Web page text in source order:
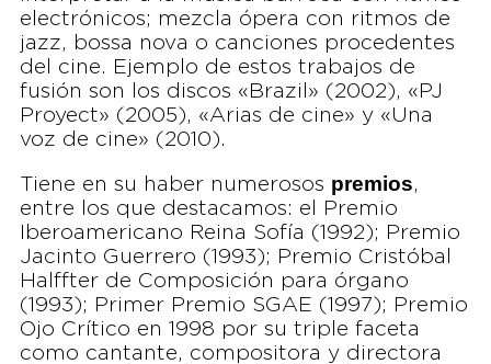
electrónicos; mezcla ópera con ritmos de
jazz, bossa nova o canciones procedentes
del cine. Ejemplo de estos trabajos de
fusión son los discos «Brazil» (2002), «PJ
Proyect» (2005), «Arias de cine» y «Una
voz de cine» (2010).
Tiene en su haber numerosos premios,
entre los que destacamos: el Premio
Iberoamericano Reina Sofía (1992); Premio
Jacinto Guerrero (1993); Premio Cristóbal
Halffter de Composición para órgano
(1993); Primer Premio SGAE (1997); Premio
Ojo Crítico en 1998 por su triple faceta
como cantante, compositora y directora